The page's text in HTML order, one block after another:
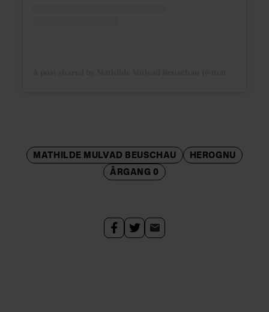
MATHILDE MULVAD BEUSCHAU
HEROGNU
ÅRGANG 0